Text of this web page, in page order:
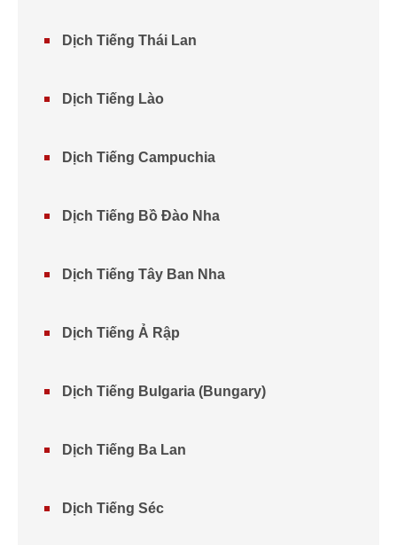
Dịch Tiếng Thái Lan
Dịch Tiếng Lào
Dịch Tiếng Campuchia
Dịch Tiếng Bồ Đào Nha
Dịch Tiếng Tây Ban Nha
Dịch Tiếng Ả Rập
Dịch Tiếng Bulgaria (Bungary)
Dịch Tiếng Ba Lan
Dịch Tiếng Séc